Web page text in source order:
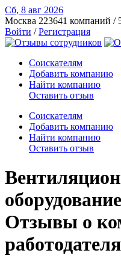
Сб, 8 авг 2026
Москва 223641 компаний /
Войти /Регистрация
Соискателям
Добавить компанию
Найти компанию
Оставить отзыв
Соискателям
Добавить компанию
Найти компанию
Оставить отзыв
Отзывы о